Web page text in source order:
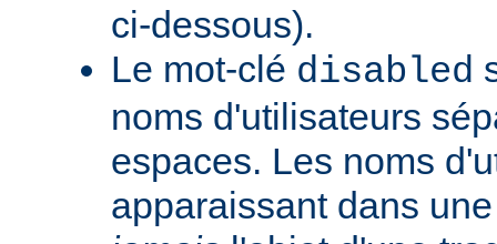
ci-dessous).
Le mot-clé disabled
noms d'utilisateurs
espaces. Les noms
apparaissant dans